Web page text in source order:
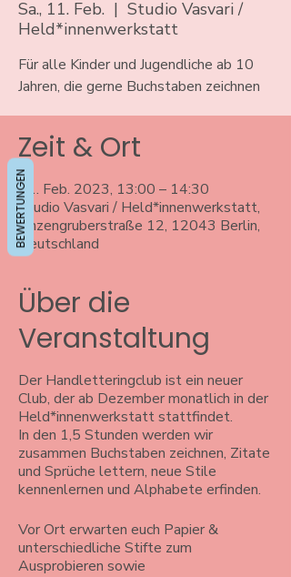
Sa., 11. Feb.
  |
Studio Vasvari /
Held*innenwerkstatt
Für alle Kinder und Jugendliche ab 10
Jahren, die gerne Buchstaben zeichnen
Zeit & Ort
11. Feb. 2023, 13:00 – 14:30
Studio Vasvari / Held*innenwerkstatt,
Anzengruberstraße 12, 12043 Berlin,
Deutschland
Über die
Veranstaltung
Der Handletteringclub ist ein neuer
Club, der ab Dezember monatlich in der
Held*innenwerkstatt stattfindet.
In den 1,5 Stunden werden wir
zusammen Buchstaben zeichnen, Zitate
und Sprüche lettern, neue Stile
kennenlernen und Alphabete erfinden.
Vor Ort erwarten euch Papier &
unterschiedliche Stifte zum
Ausprobieren sowie
BEWERTUNGEN